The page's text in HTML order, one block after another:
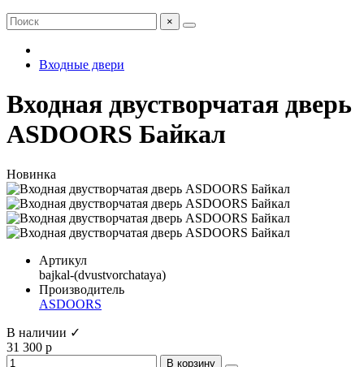
×
Входные двери
Входная двустворчатая дверь
ASDOORS Байкал
Новинка
Артикул
bajkal-(dvustvorchataya)
Производитель
ASDOORS
В наличии ✓
31 300 р
В корзину